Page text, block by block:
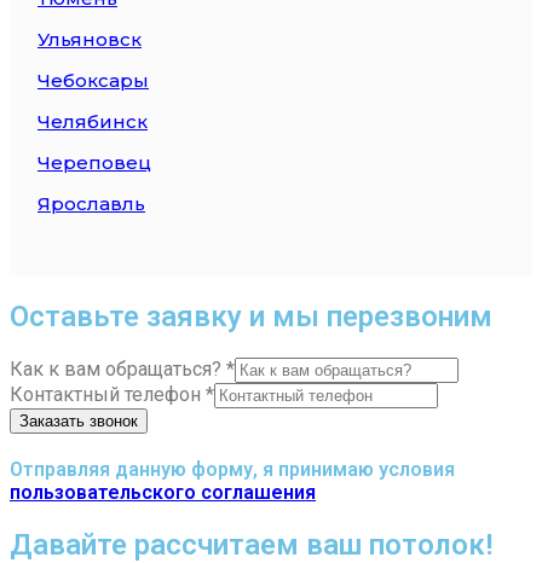
Ульяновск
Чебоксары
Челябинск
Череповец
Ярославль
Оставьте заявку и мы перезвоним
Как к вам обращаться? *
Контактный телефон *
Заказать звонок
Отправляя данную форму, я принимаю условия
пользовательского соглашения
Давайте рассчитаем ваш потолок!